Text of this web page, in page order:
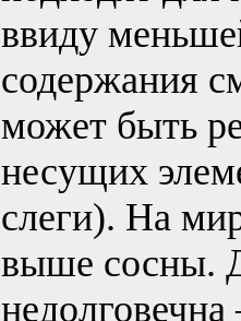
ввиду
содержания
может быть
несущих
слеги). На
выше сосны.
недолговечна